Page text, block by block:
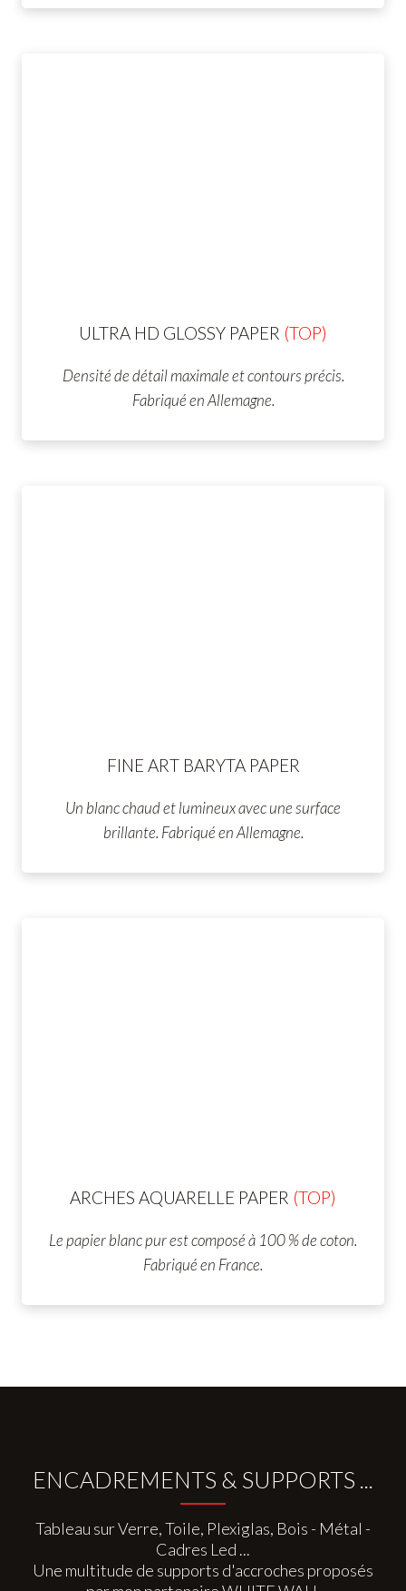
ULTRA HD GLOSSY PAPER (TOP)
Densité de détail maximale et contours précis.
Fabriqué en Allemagne.
FINE ART BARYTA PAPER
Un blanc chaud et lumineux avec une surface
brillante. Fabriqué en Allemagne.
ARCHES AQUARELLE PAPER (TOP)
Le papier blanc pur est composé à 100 % de coton.
Fabriqué en France.
ENCADREMENTS & SUPPORTS ...
Tableau sur Verre, Toile, Plexiglas, Bois - Métal -
Cadres Led ...
Une multitude de supports d'accroches proposés